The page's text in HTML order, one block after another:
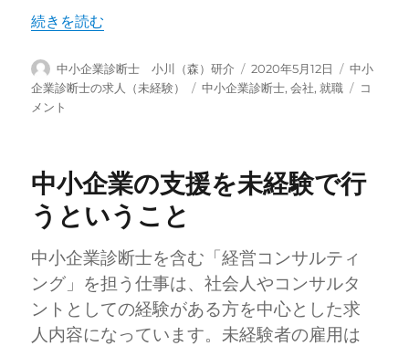
“中小企業診断士の会社” の
続きを読む
投
稿
者
中小企業診断士 小川（森）研介
投
稿
2020年5月12日
カ
テ
中小
企業診断士の求人（未経験）
タ
中小企業診断士,会社, 就職
中
断
コ
メント
中小企業の支援を未経験で行
うということ
中小企業診断士を含む「経営コンサルティ
ング」を担う仕事は、社会人やコンサルタ
ントとしての経験がある方を中心とした求
人内容になっています。未経験者の雇用は